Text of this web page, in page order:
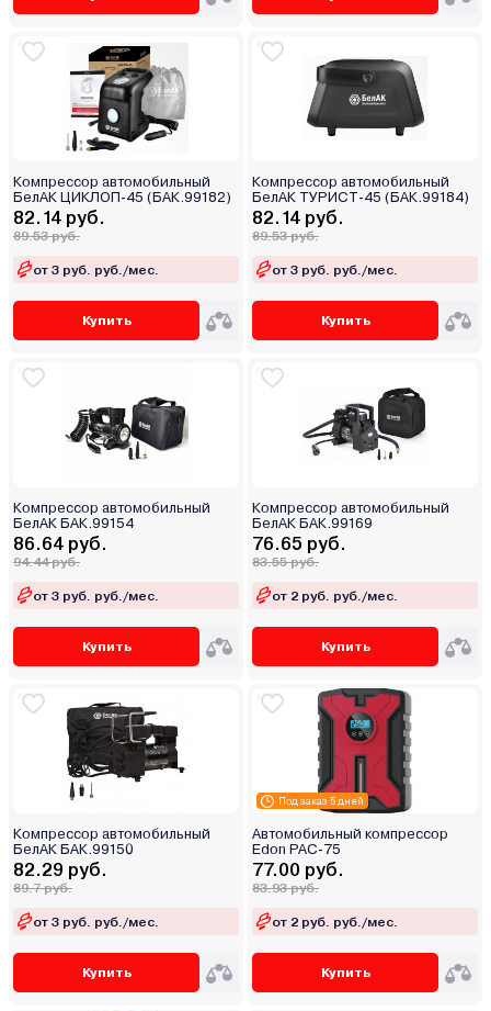
Компрессор автомобильный
БелАК ЦИКЛОП-45 (БАК.99182)
82.14 руб.
89.53 руб.
от 3 руб. руб./мес.
Купить
Компрессор автомобильный
БелАК ТУРИСТ-45 (БАК.99184)
82.14 руб.
89.53 руб.
от 3 руб. руб./мес.
Купить
Компрессор автомобильный
БелАК БАК.99154
86.64 руб.
94.44 руб.
от 3 руб. руб./мес.
Купить
Компрессор автомобильный
БелАК БАК.99169
76.65 руб.
83.55 руб.
от 2 руб. руб./мес.
Купить
Компрессор автомобильный
БелАК БАК.99150
82.29 руб.
89.7 руб.
от 3 руб. руб./мес.
Купить
Под заказ 5 дней
Автомобильный компрессор
Edon PAC-75
77.00 руб.
83.93 руб.
от 2 руб. руб./мес.
Купить